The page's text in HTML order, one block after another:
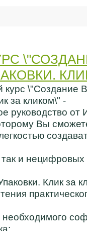
курс \"Создание
за кликом\" -
руководство от
Вы
и нецифровых
Клик за